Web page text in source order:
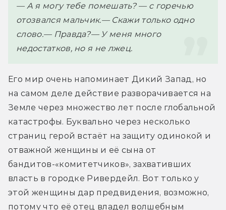
— А я могу тебе помешать? — с горечью
отозвался мальчик.— Скажи только одно
слово.— Правда?— У меня много
недостатков, но я не лжец.
Его мир очень напоминает Дикий Запад, но
на самом деле действие разворачивается на
Земле через множество лет после глобальной
катастрофы. Буквально через несколько
страниц герой встаёт на защиту одинокой и
отважной женщины и её сына от
бандитов-«комитетчиков», захвативших
власть в городке Ривердейл. Вот только у
этой женщины дар предвидения, возможно,
потому что её отец владел волшебным